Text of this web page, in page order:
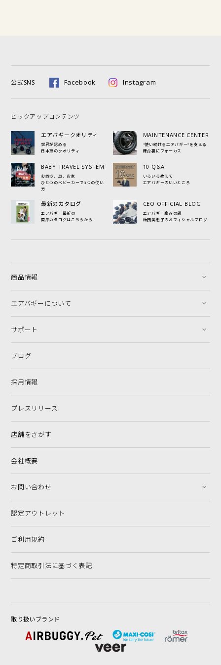
公式SNS Facebook Instagram
ピックアップコンテンツ
エアバギークオリティ
世界が認める
日本車のクオリティ
MAINTENANCE CENTER
"使い続けるエアバギー"を支える
舞台裏にフォーカス
BABY TRAVEL SYSTEM
お散歩、車、お家
ひとつのベビーカーで3つの使い
方
10 Q&A
いろいろ教えて
エアバギーのいいところ
最新のカタログ
エアバギー最新の
商品カタログはこちらから
CEO OFFICIAL BLOG
エアバギー産みの親
飯田美恵子のオフィシャルブログ
商品情報
エアバギーについて
サポート
ブログ
採用情報
プレスリリース
店舗をさがす
会社概要
お問い合わせ
認定アウトレット
ご利用規約
特定商取引法に基づく表記
取り扱いブランド